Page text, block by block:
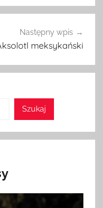
Następny wpis
meksykański
Szukaj